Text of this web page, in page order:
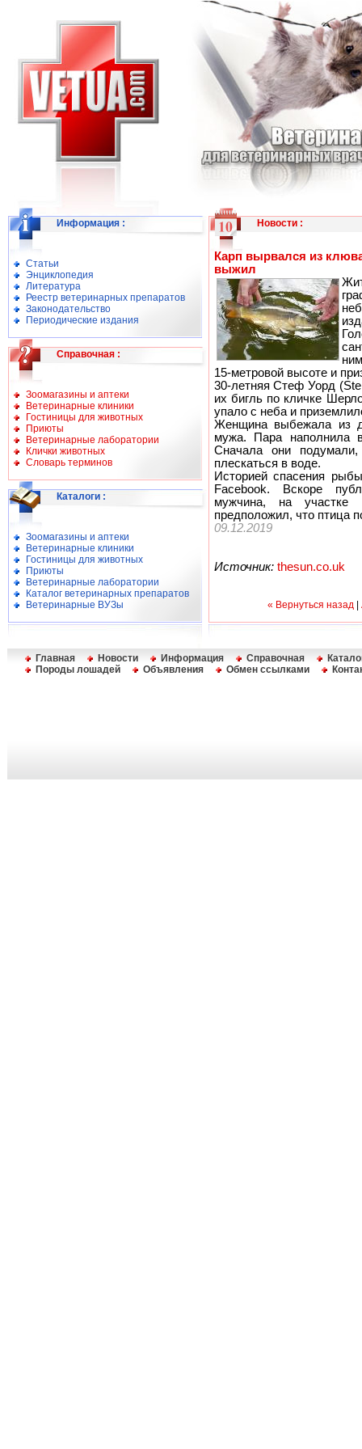
Информация :
Статьи
Энциклопедия
Литература
Реестр ветеринарных препаратов
Законодательство
Периодические издания
Справочная :
Зоомагазины и аптеки
Ветеринарные клиники
Гостиницы для животных
Приюты
Ветеринарные лаборатории
Клички животных
Словарь терминов
Каталоги :
Зоомагазины и аптеки
Ветеринарные клиники
Гостиницы для животных
Приюты
Ветеринарные лаборатории
Каталог ветеринарных препаратов
Ветеринарные ВУЗы
Новости:
Карп вырвался из
выжил
15-метровой высоте и
30-летняя Стеф Уорд
их бигль по кличке
упало с неба и
Женщина выбежала из
мужа. Пара наполнила
Сначала они
плескаться в воде.
Историей спасения
Facebook. Вскоре
мужчина, на
предположил, что птица
09.12.2019
Источник: thesun.co.uk
« Вернуться назад
Главная Новости Информация Справочная
Породы лошадей
Объявления Обмен ссылками